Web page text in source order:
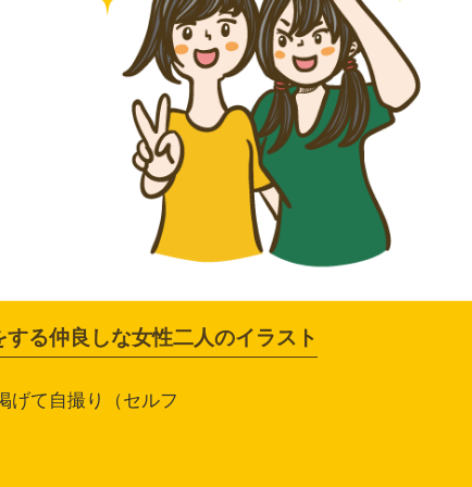
る仲良しな女性二人のイラスト
げて自撮り（セルフ